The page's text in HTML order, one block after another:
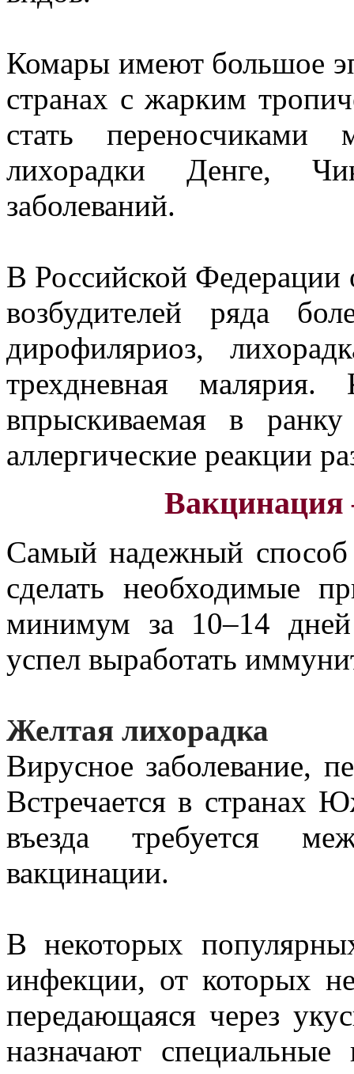
Комары имеют большое
странах с жарким
стать переносчиками
лихорадки Денге,
заболеваний.
В Российской Федерации
возбудителей ряда
дирофиляриоз,
трехдневная
впрыскиваемая в
аллергические реакции
Вакцинация
Самый надежный способ
сделать необходимые
минимум за 10–14
успел выработать
Желтая лихорадка
Вирусное заболевание,
Встречается в
въезда требуется
вакцинации.
В некоторых
инфекции, от которых
передающаяся через
назначают